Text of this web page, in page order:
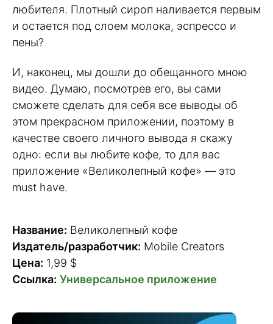
любителя. Плотный сироп наливается первым
и остается под слоем молока, эспрессо и
пены?
И, наконец, мы дошли до обещанного мною
видео. Думаю, посмотрев его, вы сами
сможете сделать для себя все выводы об
этом прекрасном приложении, поэтому в
качестве своего личного вывода я скажу
одно: если вы любите кофе, то для вас
приложение «Великолепный кофе» — это
must have.
Название: Великолепный кофе
Издатель/разработчик: Mobile Creators
Цена: 1,99 $
Ссылка: Универсальное приложение